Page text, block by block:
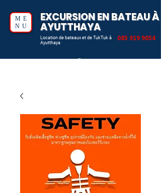
ME
NU
EXCURSION EN BATEAU À
AYUTTHAYA
Location de bateaux et de TukTuk à
Ayutthaya
085 919 9054